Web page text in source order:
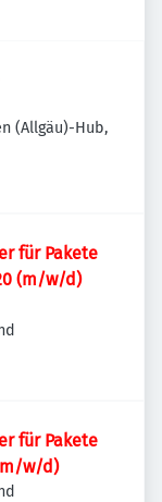
(Allgäu)-Hub,
für Pakete
(m/w/d)
für Pakete
w/d)